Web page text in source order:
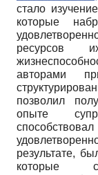
стало
которые
ресурсов
авторами
позволил
опыте
результате,
которые